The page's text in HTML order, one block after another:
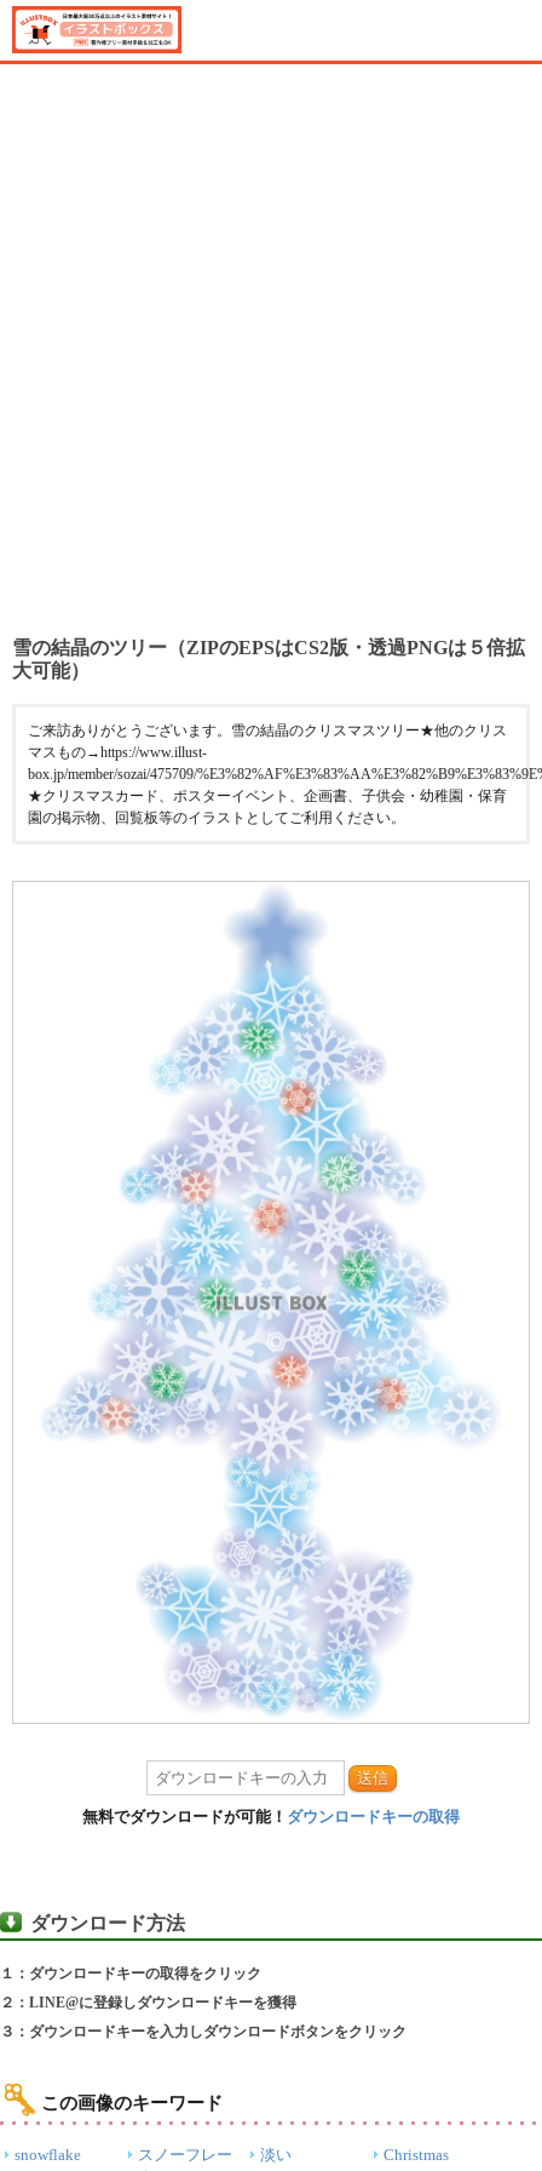
雪の結晶のツリー（ZIPのEPSはCS2版・透過PNGは５倍拡
大可能）
ご来訪ありがとうございます。雪の結晶のクリスマスツリー★他のクリス
マスもの→https://www.illust-
box.jp/member/sozai/475709/
★クリスマスカード、ポスターイベント、企画書、子供会・幼稚園・保育
園の掲示物、回覧板等のイラストとしてご利用ください。
送信
無料でダウンロードが可能！ ダウンロードキーの取得
ダウンロード方法
１：ダウンロードキーの取得をクリック
２：LINE@に登録しダウンロードキーを獲得
３：ダウンロードキーを入力しダウンロードボタンをクリック
この画像のキーワード
snowflake
スノーフレー
淡い Christmas